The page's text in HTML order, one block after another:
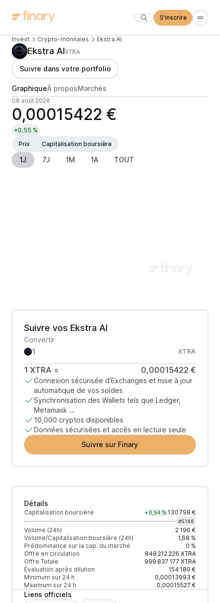
S'inscrire
Invest Crypto-monnaies Ekstra AI
Ekstra AIXTRA
Suivre dans votre portfolio
GraphiqueÀ proposMarchés
08 août 2026
0,00015422 €
+0,55 %
Prix
Capitalisation boursière
1J 7J 1M 1A TOUT
Suivre vos Ekstra AI
Convertir
XTRA
1 XTRA = 0,00015422 €
Connexion sécurisée d’Exchanges et mise à jour
automatique de vos soldes
Synchronisation des Wallets tels que Ledger,
Metamask ...
10,000 cryptos disponibles
Données sécurisées et accès en lecture seule
Suivre sur Finary
Détails
Capitalisation boursière +0,54 % 130 798 €
#5148
Volume (24h)
2 196 €
Volume/Capitalisation boursière (24h)
1,68 %
Prédominance sur la cap. du marché
0 %
Offre en circulation
848 212 226 XTRA
Offre Totale
999 837 177 XTRA
Évaluation après dilution
154 180 €
Minimum sur 24 h
0,00013993 €
Maximum sur 24 h
0,00015527 €
Liens officiels